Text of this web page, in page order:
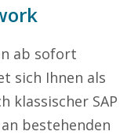
ab sofort
sich Ihnen als
klassischer SAP
bestehenden